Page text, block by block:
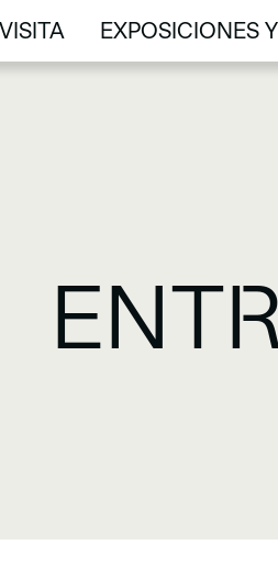
VISITA
VISITA
EXPOSICIONES
EXPOSICIONES